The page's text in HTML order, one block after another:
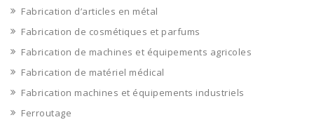
Fabrication d’articles en métal
Fabrication de cosmétiques et parfums
Fabrication de machines et équipements agricoles
Fabrication de matériel médical
Fabrication machines et équipements industriels
Ferroutage